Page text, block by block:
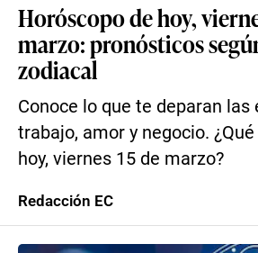
Horóscopo de hoy,
marzo: pronósticos
zodiacal
Conoce lo que te deparan las
trabajo, amor y negocio.
hoy, viernes 15 de marzo?
Redacción EC